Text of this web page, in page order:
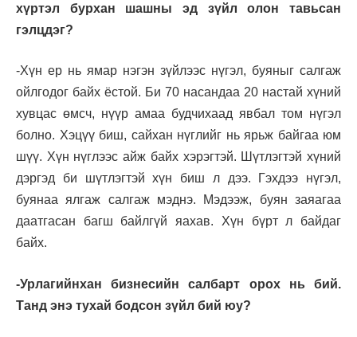
хүртэл бурхан шашны эд зүйл олон тавьсан
гэлцдэг?
-Хүн ер нь ямар нэгэн зүйлээс нүгэл, буяныг салгаж
ойлгодог байх ёстой. Би 70 насандаа 20 настай хүний
хувцас өмсч, нүүр амаа будчихаад явбал том нүгэл
болно. Хэцүү биш, сайхан нүглийг нь ярьж байгаа юм
шүү. Хүн нүглээс айж байх хэрэгтэй. Шүтлэгтэй хүний
дэргэд би шүтлэгтэй хүн биш л дээ. Гэхдээ нүгэл,
буянаа ялгаж салгаж мэднэ. Мэдээж, буян заяагаа
даатгасан багш байлгүй яахав. Хүн бүрт л байдаг
байх.
-Урлагийнхан бизнесийн салбарт орох нь бий.
Танд энэ тухай бодсон зүйл бий юу?